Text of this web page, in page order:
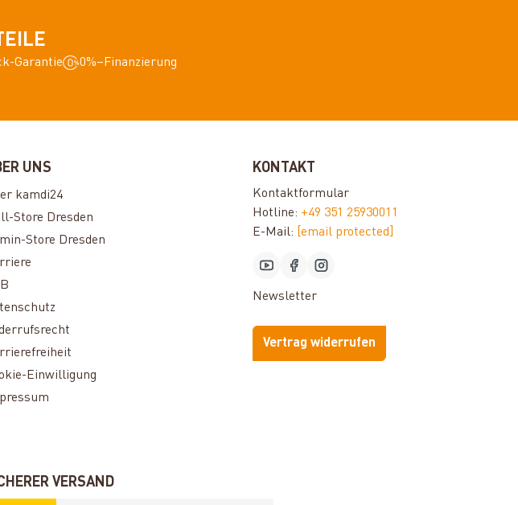
Garantie 0%–Finanzierung
UNS
kamdi24
Store Dresden
Store Dresden
Einwilligung
KONTAKT
Kontaktformular
Hotline: +49 351 25930011
E-Mail:
[email protected]
Newsletter
Vertrag widerrufen
VERSAND